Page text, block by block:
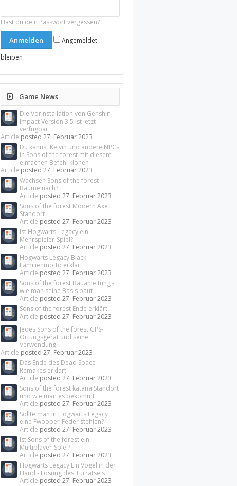
Hast du dein Passwort vergessen?
Angemeldet
bleiben
Game News
Die Vorinstallation von Genshin
Impact Version 3.5 ist jetzt
verfügbar
Article posted27. Februar 2023
Du kannst Kelvin und andere NPCs
in Sons of the forest mit diesem
einfachen Befehl klonen
Article posted27. Februar 2023
Wachsen Sons of the forest-
Bäume nach?
Article posted27. Februar 2023
Sons of the forest Modern Axe
Standort
Article posted27. Februar 2023
Ist Hogwarts-Legacy ein
Mehrspieler-Spiel?
Article posted27. Februar 2023
Hogwarts Legacy Black
Familienmotto erklärt
Article posted27. Februar 2023
Sons of the forest Bauanleitung -
wie man seine Basis baut
Article posted27. Februar 2023
Sons of the forest Ende erklärt
Article posted27. Februar 2023
Jedes Sons of the forest GPS-
Ortungsgerät und seine
Verwendung
Article posted27. Februar 2023
Das Ende des Dead Space
Remakes erklärt
Article posted27. Februar 2023
Sons of the forest katana Standort
und wie man es bekommt
Article posted27. Februar 2023
Sollte man in Hogwarts Legacy
eine Fwooper-Feder stehlen?
Article posted27. Februar 2023
Ist Sons of the forest ein
Multiplayer-Spiel?
Article posted27. Februar 2023
Hogwarts Legacy Ein Vogel in der
Hand - Lösung des Türrätsels
Article posted27. Februar 2023